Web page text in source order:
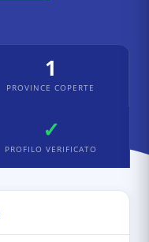
1
PROVINCE COPERTE
✓
PROFILO VERIFICATO